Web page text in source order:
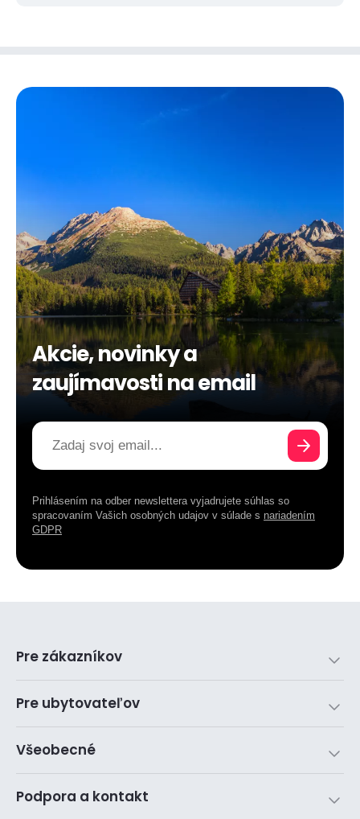
Akcie, novinky a
zaujímavosti na email
Prihlásením na odber newslettera vyjadrujete súhlas so
spracovaním Vašich osobných udajov v súlade s nariadením
GDPR
Pre zákazníkov
Pre ubytovateľov
Všeobecné
Podpora a kontakt